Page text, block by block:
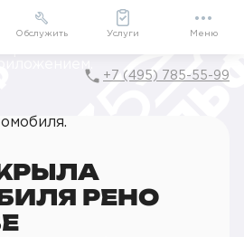
Подарки внутри
+7 (495) 785-55-99
автомобиля
РЕНО
Обслужить Услуги Меню